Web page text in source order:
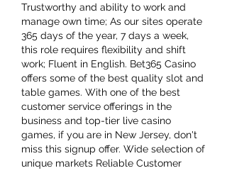
Trustworthy and ability to work and
manage own time; As our sites operate
365 days of the year, 7 days a week,
this role requires flexibility and shift
work; Fluent in English. Bet365 Casino
offers some of the best quality slot and
table games. With one of the best
customer service offerings in the
business and top-tier live casino
games, if you are in New Jersey, don't
miss this signup offer. Wide selection of
unique markets Reliable Customer